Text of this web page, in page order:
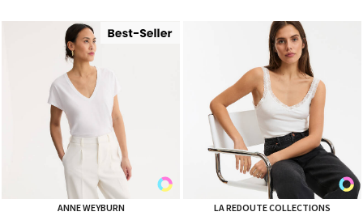
ANNE WEYBURN LA REDOUTE COLLECTIONS